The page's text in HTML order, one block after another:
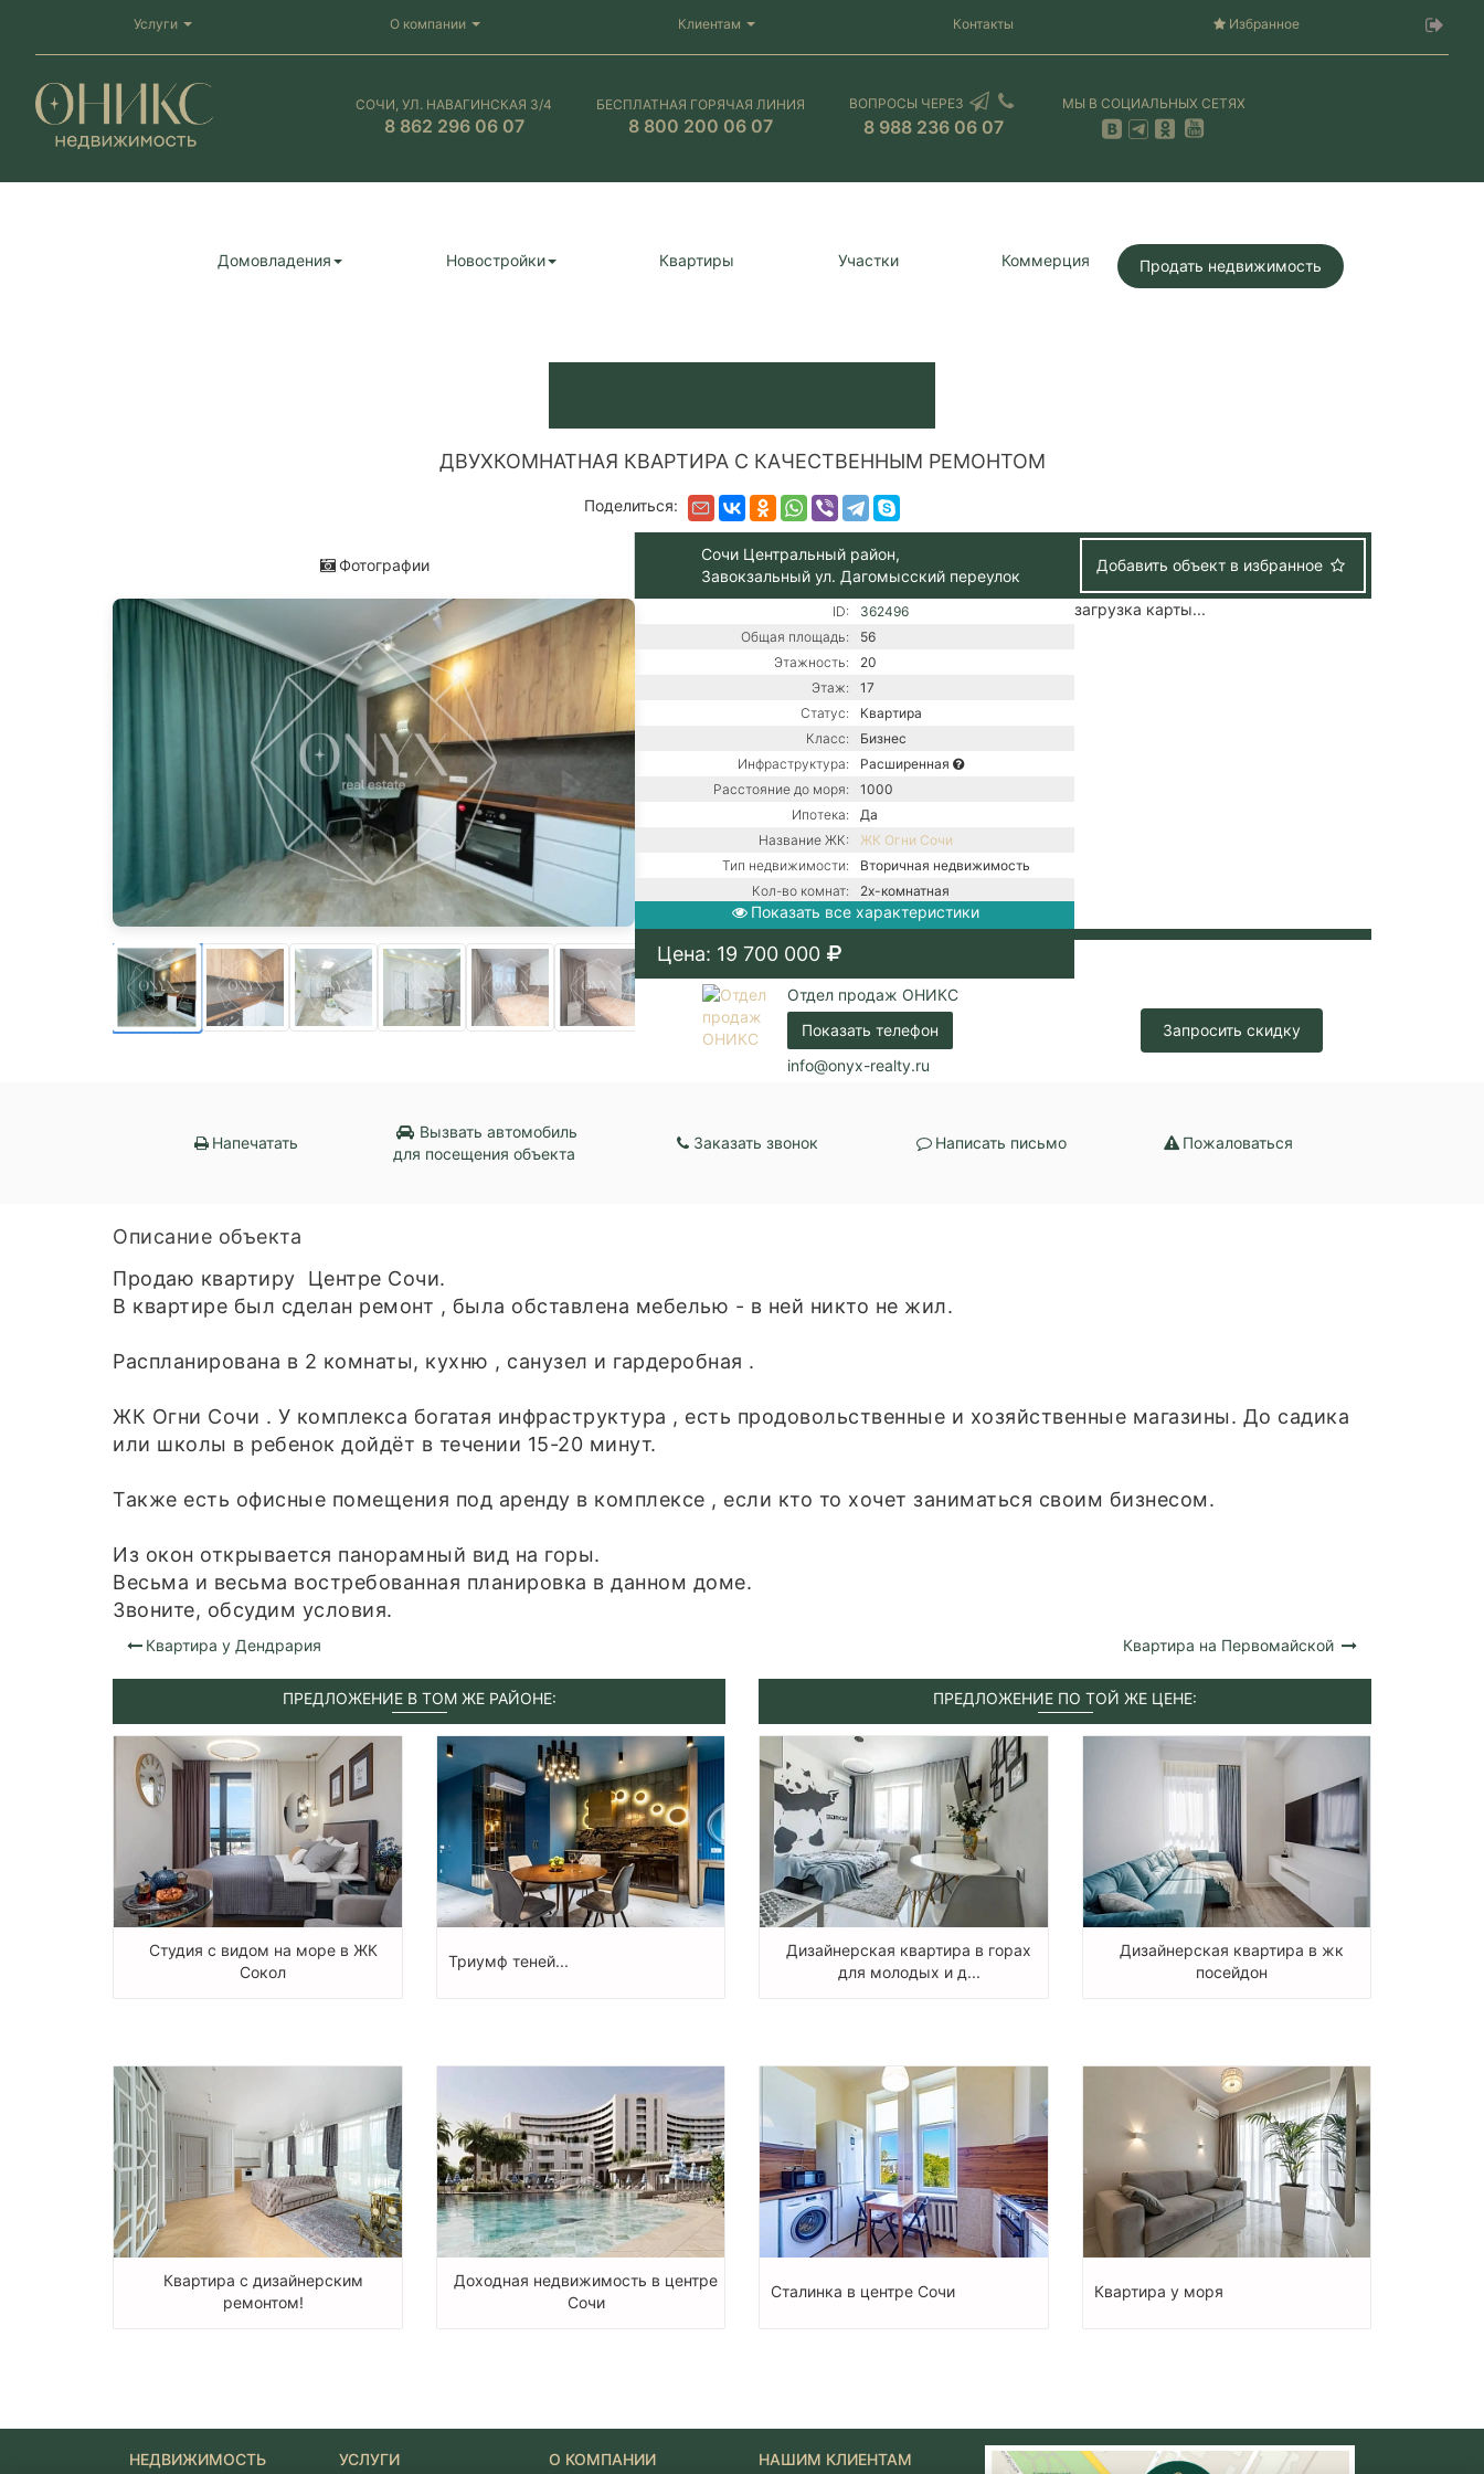
Услуги О компании Клиентам Контакты Избранное
СОЧИ, УЛ. НАВАГИНСКАЯ 3/4
8 862 296 06 07
БЕСПЛАТНАЯ ГОРЯЧАЯ ЛИНИЯ
8 800 200 06 07
ВОПРОСЫ ЧЕРЕЗ
8 988 236 06 07
МЫ В СОЦИАЛЬНЫХ СЕТЯХ
Домовладения Новостройки Квартиры Участки Коммерция Продать недвижимость
ДВУХКОМНАТНАЯ КВАРТИРА С КАЧЕСТВЕННЫМ РЕМОНТОМ
Поделиться:
Фотографии
Сочи Центральный район,
Завокзальный ул. Дагомысский переулок
Добавить объект в избранное
ID:
362496
Общая площадь:
56
Этажность:
20
Этаж:
17
Статус:
Квартира
Класс:
Бизнес
Инфраструктура:
Расширенная
Расстояние до моря:
1000
Ипотека:
Да
Название ЖК:
ЖК Огни Сочи
Тип недвижимости:
Вторичная недвижимость
Кол-во комнат:
2х-комнатная
Тип дома:
Монолитно-блочное
Ремонт:
Балкон:
Есть
Коммуникации:
Центральная канализация /
Центральное водоснабжение /
Центральное отопление
Парковка:
Подземная
Показать все характеристики
загрузка карты...
Цена: 19 700 000
Отдел продаж ОНИКС
Показать телефон
info@onyx-realty.ru
Запросить скидку
Напечатать
Вызвать автомобиль
для посещения объекта
Заказать звонок Написать письмо Пожаловаться
Описание объекта
Продаю квартиру Центре Сочи.
В квартире был сделан ремонт , была обставлена мебелью - в ней никто не жил.
Распланирована в 2 комнаты, кухню , санузел и гардеробная .
ЖК Огни Сочи . У комплекса богатая инфраструктура , есть продовольственные и хозяйственные магазины. До садика
или школы в ребенок дойдёт в течении 15-20 минут.
Также есть офисные помещения под аренду в комплексе , если кто то хочет заниматься своим бизнесом.
Из окон открывается панорамный вид на горы.
Весьма и весьма востребованная планировка в данном доме.
Звоните, обсудим условия.
Квартира у Дендрария Квартира на Первомайской
ПРЕДЛОЖЕНИЕ В ТОМ ЖЕ РАЙОНЕ:
Студия с видом на море в ЖК
Сокол
Триумф теней...
Квартира с дизайнерским
ремонтом!
Доходная недвижимость в центре
Сочи
ПРЕДЛОЖЕНИЕ ПО ТОЙ ЖЕ ЦЕНЕ:
Дизайнерская квартира в горах
для молодых и д...
Дизайнерская квартира в жк
посейдон
Сталинка в центре Сочи Квартира у моря
НЕДВИЖИМОСТЬ УСЛУГИ О КОМПАНИИ НАШИМ КЛИЕНТАМ